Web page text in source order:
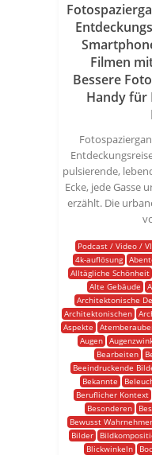
Filmen
Bessere
Handy für
pulsierende,
Ecke, jede Gasse
erzählt. Die
Podcast / Video /
4k-auflösung
Alltägliche Schönheit
Alte Gebäude
Architektonische
Architektonischen
Aspekte
Augen
Bearbeiten
Beeindruckende
Bekannte
Beruflicher Kontext
Besonderen
Bewusst
Bilder
Blickwinkeln